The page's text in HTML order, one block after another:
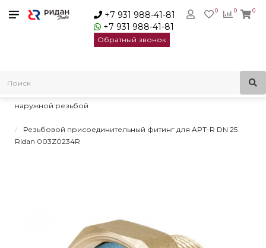
+7 931 988-41-81
+7 931 988-41-81
Обратный звонок
0
0 0
Балансировочные клапаны
наружной резьбой
Резьбовой присоединительный фитинг для APT-R DN 25
Ridan 003Z0234R